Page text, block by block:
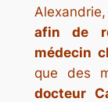
Alexandrie,
afin de
médecin
que des
docteur